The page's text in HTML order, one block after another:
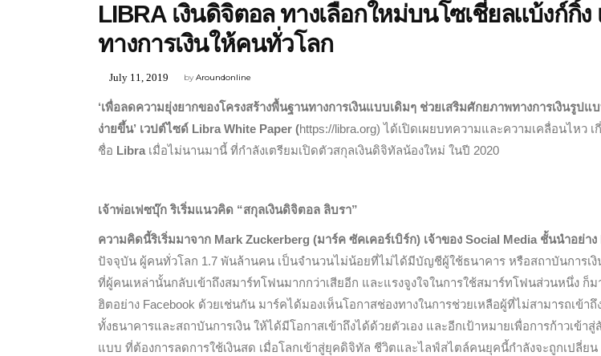
LIBRA เงินดิจิตอล ทางเลือกใหม่บนโซเชี่ยลแบ้งก์กิ้ง
ทางการเงินให้คนทั่วโลก
byAroundonline
July 11, 2019
‘เพื่อลดความยุ่งยากของโครงสร้างพื้นฐานทางการเงินแบบเดิมๆ ช่วยเสริมศักยภาพทางการเงินรูป
ง่ายขึ้น’ เวปต์ไซด์ Libra White Paper (https://libra.org) ได้เปิดเผยบทความและความเคลื่อนไหว
ชื่อ Libra เมื่อไม่นานมานี้ ที่กำลังเตรียมเปิดตัวสกุลเงินดิจิทัลน้องใหม่ ในปี 2020
เจ้าพ่อเฟซบุ๊ก ริเริ่มแนวคิด “สกุลเงินดิจิตอล ลิบรา”
ความคิดนี้ริเริ่มมาจาก Mark Zuckerberg (มาร์ค ซัคเคอร์เบิร์ก) เจ้าของ Social Media ชั้นนำอย่าง
ปัจจุบัน ผู้คนทั่วโลก 1.7 พันล้านคน เป็นจำนวนไม่น้อยที่ไม่ได้มีบัญชีผู้ใช้ธนาคาร หรือสถาบันการเ
ที่ผู้คนเหล่านั้นกลับเข้าถึงสมาร์ทโฟนมากกว่าเสียอีก และแรงจูงใจในการใช้สมาร์ทโฟนส่วนหนึ่ง ก็
ฮิตอย่าง Facebook ด้วยเช่นกัน มาร์คได้มองเห็นโอกาสช่องทางในการช่วยเหลือผู้ที่ไม่สามารถเข้า
ทั้งธนาคารและสถาบันการเงิน ให้ได้มีโอกาสเข้าถึงได้ด้วยตัวเอง และอีกเป้าหมายเพื่อการก้าวเข้าสู่
แบบ ที่ต้องการลดการใช้เงินสด เมื่อโลกเข้าสู่ยุคดิจิทัล ชีวิตและไลฟ์สไตล์คนยุคนี้กำลังจะถูกเปลี่ยน